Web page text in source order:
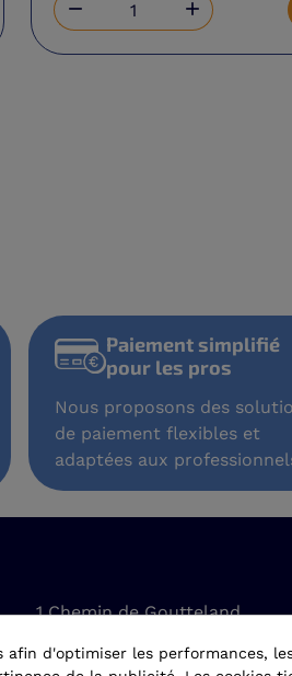
au panier
 
Paiement simplifié
pour les pros
Nous proposons des
de paiement flexibles et
adaptées aux
1 Chemin de Goutteland
afin d'optimiser les performances,